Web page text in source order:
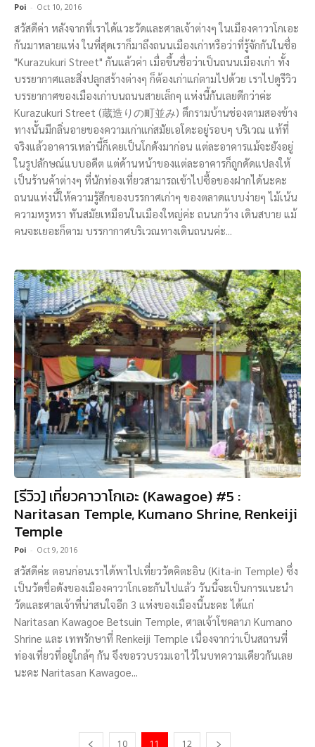
Poi - Oct 10, 2016
สวัสดีค่า หลังจากที่เราได้แวะวัดและศาลเจ้าต่างๆ ในเมืองคาวาโกเอะ
กันมาหลายแห่ง ในที่สุดเราก็มาถึงถนนเมืองเก่าหรือว่าที่รู้จักกันในชื่อ
"Kurazukuri Street" กันแล้วค่า เมื่อขึ้นชื่อว่าเป็นถนนเมืองเก่า ทั้ง
บรรยากาศและสิ่งปลูกสร้างต่างๆ ก็ต้องเก่าแก่ตามไปด้วย เราไปดูรีวิว
บรรยากาศของเมืองเก่าบนถนนสายเล็กๆ แห่งนี้กันเลยดีกว่าค่ะ
Kurazukuri Street (蔵造りの町並み) ตึกรามบ้านช่องตามสองข้าง
ทางนั้นมีกลิ่นอายของความเก่าแก่สมัยเอโดะอยู่รอบๆ บริเวณ แท้ที่
จริงแล้วอาคารเหล่านี้ก็เคยเป็นโกดังมาก่อน แต่ละอาคารแม้จะยังอยู่
ในรูปลักษณ์แบบอดีต แต่ด้านหน้าของแต่ละอาคารก็ถูกดัดแปลงให้
เป็นร้านค้าต่างๆ ที่นักท่องเที่ยวสามารถเข้าไปซื้อของฝากได้นะคะ
ถนนแห่งนี้ให้ความรู้สึกของบรรกาศเก่าๆ ของตลาดแบบง่ายๆ ไม้เน้น
ความหรูหรา ทันสมัยเหมือนในเมืองใหญ่ค่ะ ถนนกว้าง เดินสบาย แม้
คนจะเยอะก็ตาม บรรกากาศบริเวณทางเดินถนนค่ะ...
[รีวิว] เที่ยวคาวาโกเอะ (Kawagoe) #5 :
Naritasan Temple, Kumano Shrine, Renkeiji
Temple
Poi - Oct 9, 2016
สวัสดีค่ะ ตอนก่อนเราได้พาไปเที่ยววัดคิตะอิน (Kita-in Temple) ซึ่ง
เป็นวัดชื่อดังของเมืองคาวาโกเอะกันไปแล้ว วันนี้จะเป็นการแนะนำ
วัดและศาลเจ้าที่น่าสนใจอีก 3 แห่งของเมืองนี้นะคะ ได้แก่
Naritasan Kawagoe Betsuin Temple, ศาลเจ้าโชคลาภ Kumano
Shrine และ เทพรักษาที่ Renkeiji Temple เนื่องจากว่าเป็นสถานที่
ท่องเที่ยวที่อยู่ใกล้ๆ กัน จึงขอรวบรวมเอาไว้ในบทความเดียวกันเลย
นะคะ Naritasan Kawagoe...
10 11 12